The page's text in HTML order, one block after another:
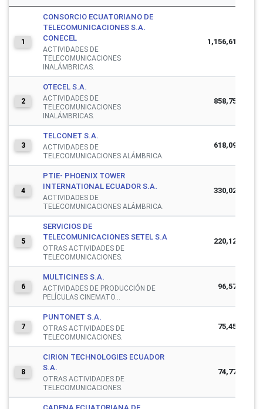
1
CONSORCIO ECUATORIANO DE
TELECOMUNICACIONES S.A.
CONECEL
ACTIVIDADES DE
TELECOMUNICACIONES
INALÁMBRICAS.
1,156,615,404
2
OTECEL S.A.
ACTIVIDADES DE
TELECOMUNICACIONES
INALÁMBRICAS.
858,755,063
3
TELCONET S.A.
ACTIVIDADES DE
TELECOMUNICACIONES ALÁMBRICA.
618,090,529
4
PTIE- PHOENIX TOWER
INTERNATIONAL ECUADOR S.A.
ACTIVIDADES DE
TELECOMUNICACIONES ALÁMBRICA.
330,024,858
5
SERVICIOS DE
TELECOMUNICACIONES SETEL S.A
OTRAS ACTIVIDADES DE
TELECOMUNICACIONES.
220,123,427
6
MULTICINES S.A.
ACTIVIDADES DE PRODUCCIÓN DE
PELÍCULAS CINEMATO...
96,575,997
7
PUNTONET S.A.
OTRAS ACTIVIDADES DE
TELECOMUNICACIONES.
75,458,784
8
CIRION TECHNOLOGIES ECUADOR
S.A.
OTRAS ACTIVIDADES DE
TELECOMUNICACIONES.
74,775,015